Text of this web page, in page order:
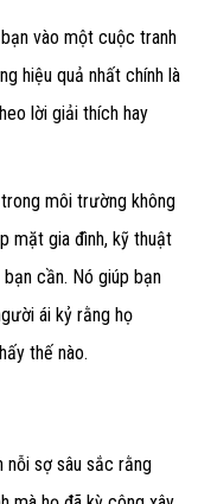
vào một cuộc tranh
hiệu quả nhất chính là
lời giải thích hay
môi trường không
mặt gia đình, kỹ thuật
cần. Nó giúp bạn
ái kỷ rằng họ
thế nào.
nỗi sợ sâu sắc rằng